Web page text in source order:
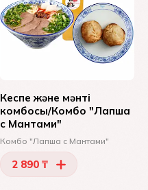
Кеспе және мәнті
комбосы/Комбо "Лапша
с Мантами"
Комбо "Лапша с Мантами"
2 890 ₸